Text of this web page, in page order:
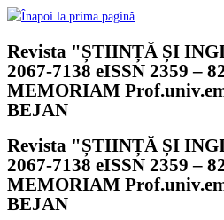
Skip
content
Revista "ȘTIINȚĂ ȘI
2067-7138 eISSN 2359 –
MEMORIAM
BEJAN
Revista "ȘTIINȚĂ ȘI
2067-7138 eISSN 2359 –
MEMORIAM
BEJAN